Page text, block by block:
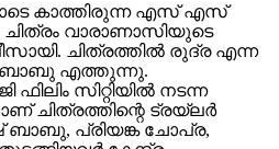
കാത്തിരുന്ന എസ് എസ്
വാരാണാസിയുടെ
ചിത്രത്തിൽ രുദ്ര എന്ന
ബാബു എത്തുന്നു.
സിറ്റിയിൽ നടന്ന
ചിത്രത്തിന്റെ ട്രയ്ലർ
ബാബു, പ്രിയങ്ക ചോപ്ര,